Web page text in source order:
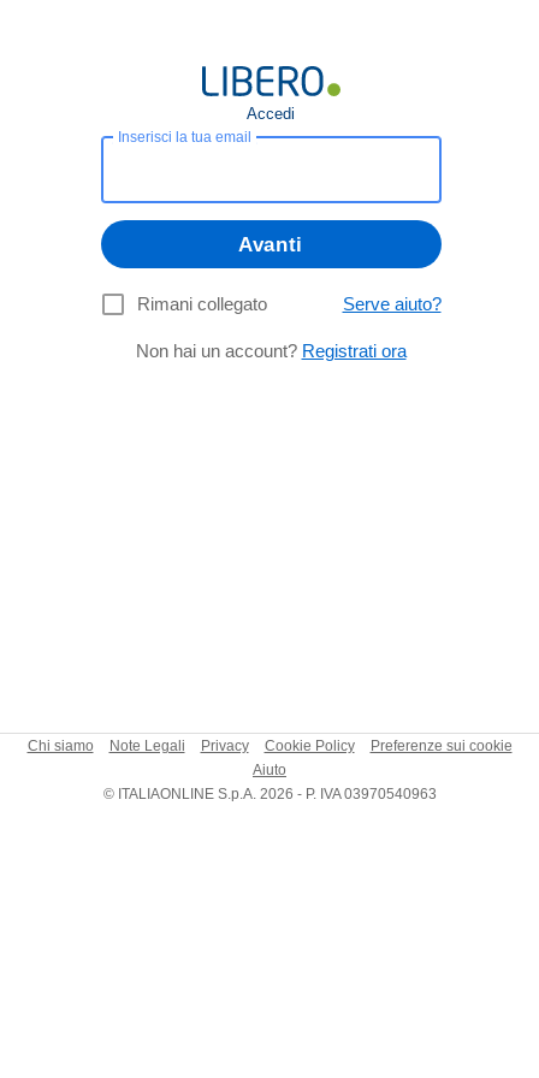
Accedi
Inserisci la tua email
Avanti
Rimani collegato Serve aiuto?
Non hai un account? Registrati ora
Chi siamo Note Legali Privacy Cookie Policy
Preferenze sui cookie
Aiuto
© ITALIAONLINE S.p.A. 2026 - P. IVA 03970540963